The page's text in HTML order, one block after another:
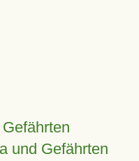
und Gefährten